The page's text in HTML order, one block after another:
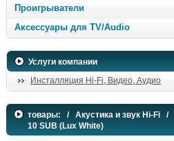
Проигрыватели
Аксессуары для TV/Audio
Услуги компании
Инсталляция Hi-Fi, Видео, Аудио
товары: / Акустика и звук Hi-Fi /
10 SUB (Lux White)